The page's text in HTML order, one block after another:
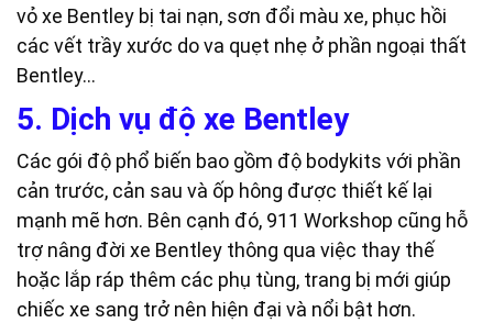
vỏ xe Bentley bị tai nạn, sơn đổi màu xe, phục hồi
các vết trầy xước do va quẹt nhẹ ở phần ngoại thất
Bentley…
5. Dịch vụ độ xe Bentley
Các gói độ phổ biến bao gồm độ bodykits với phần
cản trước, cản sau và ốp hông được thiết kế lại
mạnh mẽ hơn. Bên cạnh đó, 911 Workshop cũng hỗ
trợ nâng đời xe Bentley thông qua việc thay thế
hoặc lắp ráp thêm các phụ tùng, trang bị mới giúp
chiếc xe sang trở nên hiện đại và nổi bật hơn.